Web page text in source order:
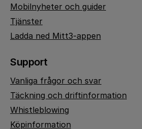
Mobilnyheter och guider
Tjänster
Ladda ned Mitt3-appen
Support
Vanliga frågor och svar
Täckning och driftinformation
Whistleblowing
Köpinformation